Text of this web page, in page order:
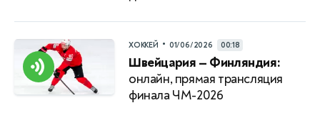
ХОККЕЙ • 01/06/2026 00:18
Швейцария — Финляндия:
онлайн, прямая трансляция
финала ЧМ-2026